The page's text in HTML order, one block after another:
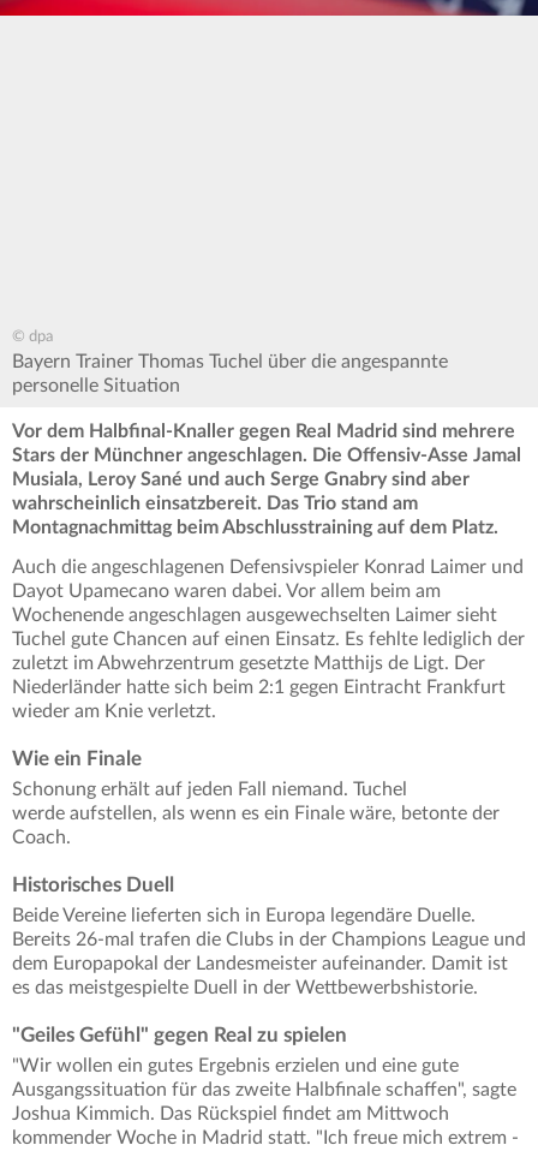
© dpa
Bayern Trainer Thomas Tuchel über die angespannte
personelle Situation
Vor dem Halbfinal-Knaller gegen Real Madrid sind mehrere
Stars der Münchner angeschlagen. Die Offensiv-Asse Jamal
Musiala, Leroy Sané und auch Serge Gnabry sind aber
wahrscheinlich einsatzbereit. Das Trio stand am
Montagnachmittag beim Abschlusstraining auf dem Platz.
Auch die angeschlagenen Defensivspieler Konrad Laimer und
Dayot Upamecano waren dabei. Vor allem beim am
Wochenende angeschlagen ausgewechselten Laimer sieht
Tuchel gute Chancen auf einen Einsatz. Es fehlte lediglich der
zuletzt im Abwehrzentrum gesetzte Matthijs de Ligt. Der
Niederländer hatte sich beim 2:1 gegen Eintracht Frankfurt
wieder am Knie verletzt.
Wie ein Finale
Schonung erhält auf jeden Fall niemand. Tuchel
werde aufstellen, als wenn es ein Finale wäre, betonte der
Coach.
Historisches Duell
Beide Vereine lieferten sich in Europa legendäre Duelle.
Bereits 26-mal trafen die Clubs in der Champions League und
dem Europapokal der Landesmeister aufeinander. Damit ist
es das meistgespielte Duell in der Wettbewerbshistorie.
"Geiles Gefühl" gegen Real zu spielen
"Wir wollen ein gutes Ergebnis erzielen und eine gute
Ausgangssituation für das zweite Halbfinale schaffen", sagte
Joshua Kimmich. Das Rückspiel findet am Mittwoch
kommender Woche in Madrid statt. "Ich freue mich extrem -